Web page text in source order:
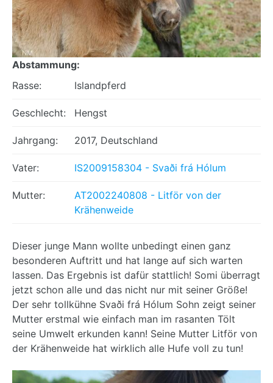
Abstammung:
Rasse:
Islandpferd
Geschlecht: Hengst
Jahrgang: 2017, Deutschland
Vater: IS2009158304 - Svaði frá Hólum
Mutter:
AT2002240808 - Litför von der
Krähenweide
Dieser junge Mann wollte unbedingt einen ganz
besonderen Auftritt und hat lange auf sich warten
lassen. Das Ergebnis ist dafür stattlich! Somi überragt
jetzt schon alle und das nicht nur mit seiner Größe!
Der sehr tollkühne Svaði frá Hólum Sohn zeigt seiner
Mutter erstmal wie einfach man im rasanten Tölt
seine Umwelt erkunden kann! Seine Mutter Litför von
der Krähenweide hat wirklich alle Hufe voll zu tun!